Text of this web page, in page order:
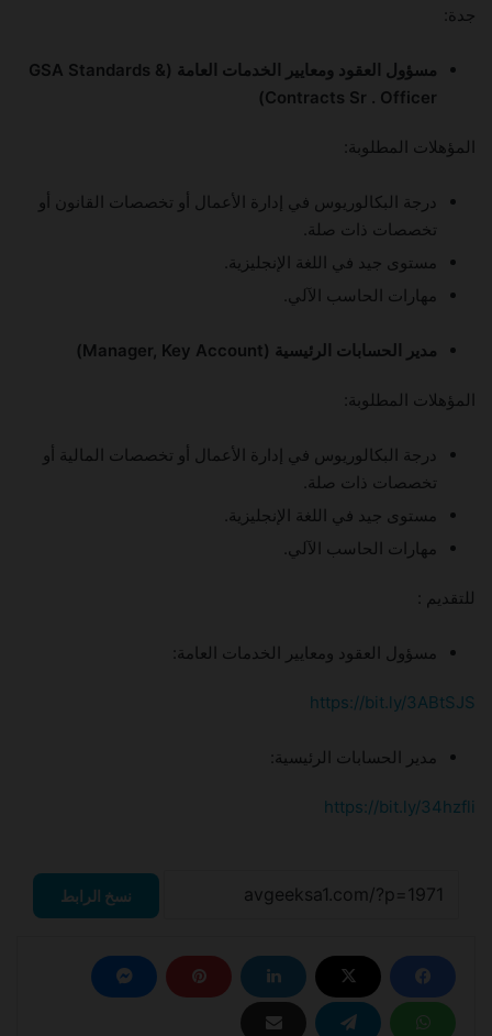
جدة:
مسؤول العقود ومعايير الخدمات العامة (GSA Standards &
Contracts Sr . Officer)
المؤهلات المطلوبة:
درجة البكالوريوس في إدارة الأعمال أو تخصصات القانون أو
تخصصات ذات صلة.
مستوى جيد في اللغة الإنجليزية.
مهارات الحاسب الآلي.
مدير الحسابات الرئيسية (Manager, Key Account)
المؤهلات المطلوبة:
درجة البكالوريوس في إدارة الأعمال أو تخصصات المالية أو
تخصصات ذات صلة.
مستوى جيد في اللغة الإنجليزية.
مهارات الحاسب الآلي.
للتقديم :
مسؤول العقود ومعايير الخدمات العامة:
https://bit.ly/3ABtSJS
مدير الحسابات الرئيسية:
https://bit.ly/34hzfli
نسخ الرابط